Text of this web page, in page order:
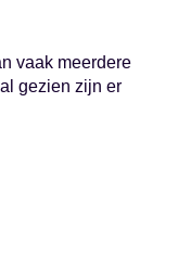
vaak meerdere
gezien zijn er